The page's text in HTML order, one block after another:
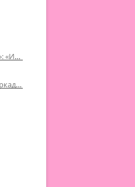
Премьера от «Усталого королевства»: «Игорь начал»
Релиз 2-й серии «БДСМ-людей» от «Аркада Фильм»